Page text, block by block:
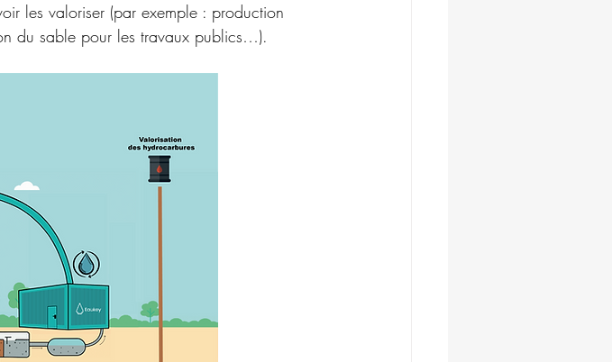
les valoriser (par exemple : production
du sable pour les travaux publics…).